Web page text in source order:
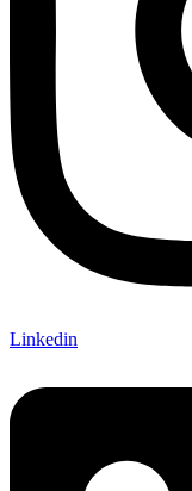
Linkedin